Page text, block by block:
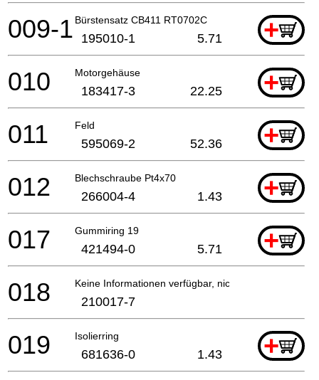
Bürstensatz CB411 RT0702C +
009-1 195010-1 5.71
Motorgehäuse +
010 183417-3 22.25
Feld +
011 595069-2 52.36
Blechschraube Pt4x70 +
012 266004-4 1.43
Gummiring 19 +
017 421494-0 5.71
Keine Informationen verfügbar, nicht bestellbar
018 210017-7
Isolierring +
019 681636-0 1.43